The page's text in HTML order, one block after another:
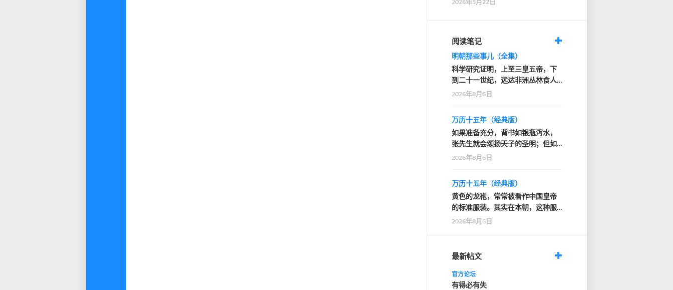
2026年5月22日
阅读笔记
明朝那些事儿（全集）
科学研究证明，上至三皇五帝，下
到二十一世纪，远达非洲丛林食人
部落，近抵家门口的…
2026年8月6日
万历十五年（经典版）
如果准备充分，背书如银瓶泻水，
张先生就会颂扬天子的圣明；但如
果背得结结巴巴或者…
2026年8月6日
万历十五年（经典版）
黄色的龙袍，常常被看作中国皇帝
的标准服装。其实在本朝，这种服
装只在一般性的仪式…
2026年8月6日
最新帖文
官方论坛
有得必有失